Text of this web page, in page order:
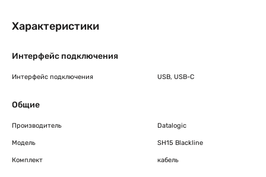
Характеристики
Интерфейс подключения
Интерфейс подключения USB, USB-C
Общие
Производитель Datalogic
Модель SH15 Blackline
Комплект кабель